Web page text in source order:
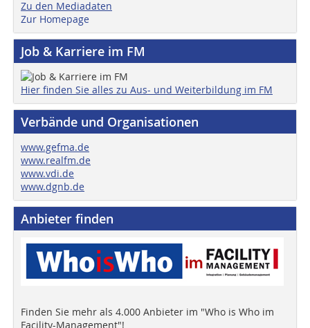
Zu den Mediadaten
Zur Homepage
Job & Karriere im FM
Hier finden Sie alles zu Aus- und Weiterbildung im FM
Verbände und Organisationen
www.gefma.de
www.realfm.de
www.vdi.de
www.dgnb.de
Anbieter finden
Finden Sie mehr als 4.000 Anbieter im "Who is Who im
Facility-Management"!